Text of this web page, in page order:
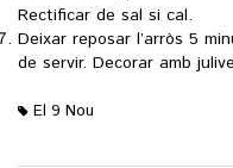
Rectificar de sal si cal.
Deixar reposar l’arròs 5
de servir. Decorar amb
El 9 Nou
M'agrada